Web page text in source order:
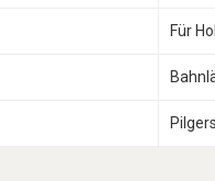
Für